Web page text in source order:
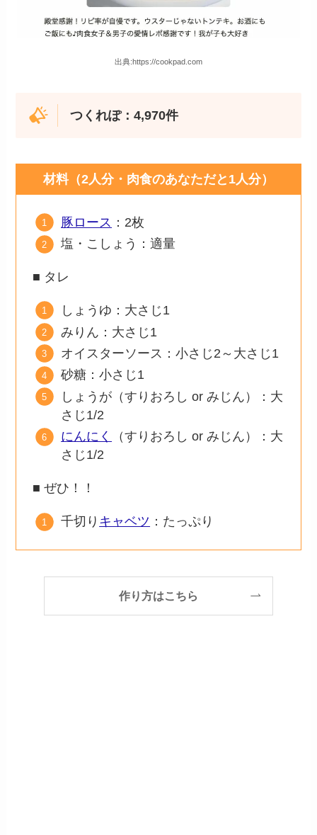
出典:https://cookpad.com
つくれぽ：4,970件
材料（2人分・肉食のあなただと1人分）
豚ロース ：2枚
塩・こしょう：適量
■ タレ
しょうゆ：大さじ1
みりん：大さじ1
オイスターソース：小さじ2～大さじ1
砂糖：小さじ1
しょうが（すりおろし or みじん）：大
さじ1/2
にんにく
（すりおろし or みじん）：大
さじ1/2
■ ぜひ！！
千切り キャベツ ：たっぷり
作り方はこちら